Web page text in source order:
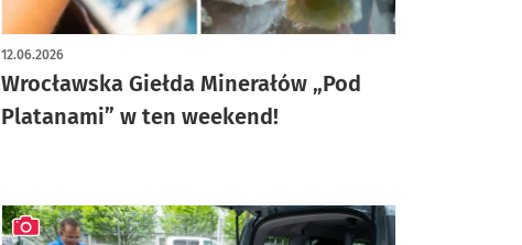
Wrocławska Giełda Minerałów „Pod
Platanami” w ten weekend!
12.06.2026